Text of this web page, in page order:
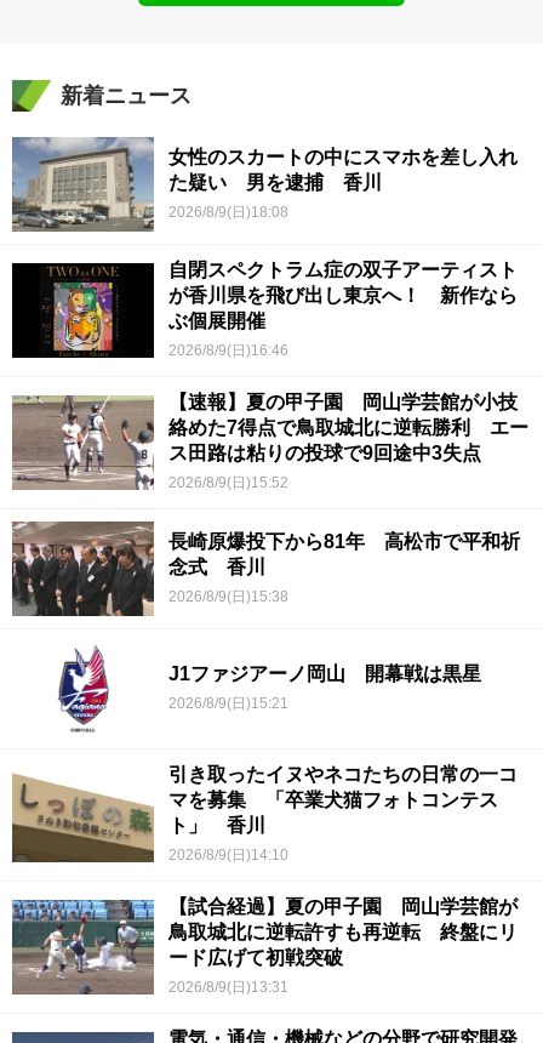
新着ニュース
女性のスカートの中にスマホを差し入れ
た疑い 男を逮捕 香川
2026/8/9(日)18:08
自閉スペクトラム症の双子アーティスト
が香川県を飛び出し東京へ！ 新作なら
ぶ個展開催
2026/8/9(日)16:46
【速報】夏の甲子園 岡山学芸館が小技
絡めた7得点で鳥取城北に逆転勝利 エー
ス田路は粘りの投球で9回途中3失点
2026/8/9(日)15:52
長崎原爆投下から81年 高松市で平和祈
念式 香川
2026/8/9(日)15:38
J1ファジアーノ岡山 開幕戦は黒星
2026/8/9(日)15:21
引き取ったイヌやネコたちの日常の一コ
マを募集 「卒業犬猫フォトコンテス
ト」 香川
2026/8/9(日)14:10
【試合経過】夏の甲子園 岡山学芸館が
鳥取城北に逆転許すも再逆転 終盤にリ
ード広げて初戦突破
2026/8/9(日)13:31
電気・通信・機械などの分野で研究開発